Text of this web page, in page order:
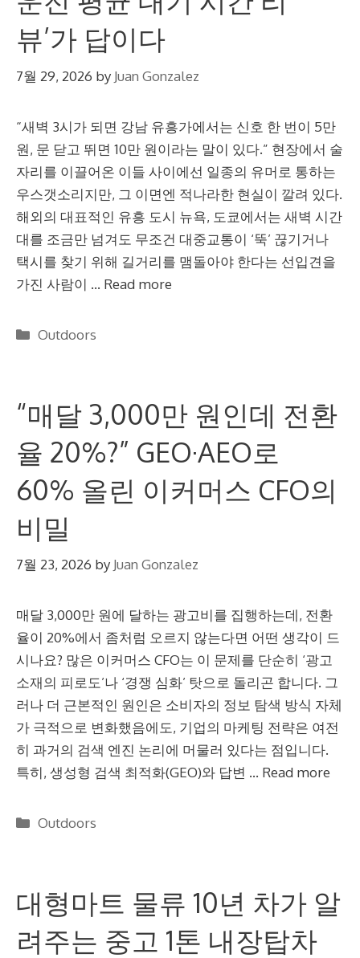
뷰’가 답이다
7월 29, 2026 by Juan Gonzalez
“새벽 3시가 되면 강남 유흥가에서는 신호 한 번이 5만
원, 문 닫고 뛰면 10만 원이라는 말이 있다.” 현장에서 술
자리를 이끌어온 이들 사이에선 일종의 유머로 통하는
우스갯소리지만, 그 이면엔 적나라한 현실이 깔려 있다.
해외의 대표적인 유흥 도시 뉴욕, 도쿄에서는 새벽 시간
대를 조금만 넘겨도 무조건 대중교통이 ‘뚝’ 끊기거나
택시를 찾기 위해 길거리를 맴돌아야 한다는 선입견을
가진 사람이 … Read more
Categories
Outdoors
“매달 3,000만 원인데 전환
율 20%?” GEO·AEO로
60% 올린 이커머스 CFO의
비밀
7월 23, 2026 by Juan Gonzalez
매달 3,000만 원에 달하는 광고비를 집행하는데, 전환
율이 20%에서 좀처럼 오르지 않는다면 어떤 생각이 드
시나요? 많은 이커머스 CFO는 이 문제를 단순히 ‘광고
소재의 피로도’나 ‘경쟁 심화’ 탓으로 돌리곤 합니다. 그
러나 더 근본적인 원인은 소비자의 정보 탐색 방식 자체
가 극적으로 변화했음에도, 기업의 마케팅 전략은 여전
히 과거의 검색 엔진 논리에 머물러 있다는 점입니다.
특히, 생성형 검색 최적화(GEO)와 답변 … Read more
Categories
Outdoors
대형마트 물류 10년 차가 알
려주는 중고 1톤 내장탑차